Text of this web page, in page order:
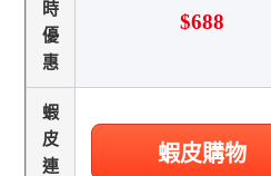
時
優
惠
$688
蝦
皮
連
蝦皮購物